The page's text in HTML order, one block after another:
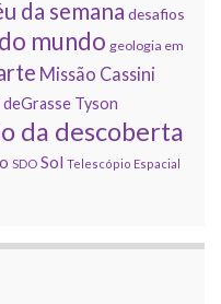
da semana desafios
mundo geologia em
Missão Cassini
deGrasse Tyson
da descoberta
SDO Sol Telescópio Espacial